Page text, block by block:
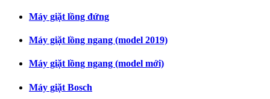
Máy giặt lồng đứng
Máy giặt lồng ngang (model 2019)
Máy giặt lồng ngang (model mới)
Máy giặt Bosch